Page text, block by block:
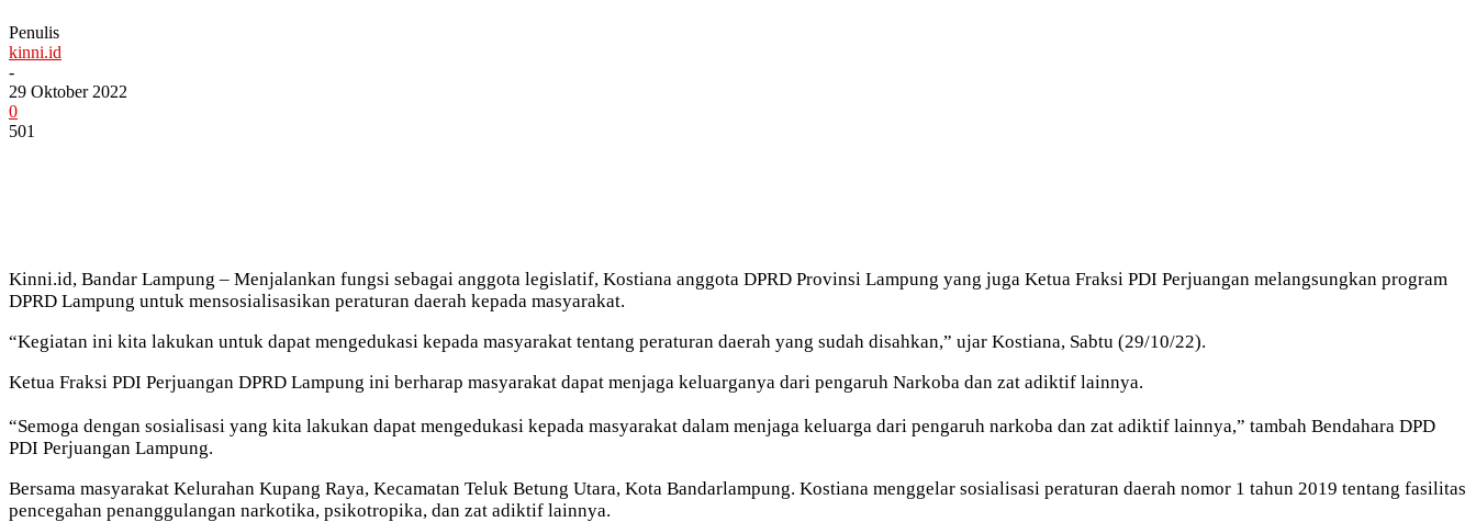
Penulis
kinni.id
-
29 Oktober 2022
0
501
Kinni.id, Bandar Lampung – Menjalankan fungsi sebagai anggota legislatif, Kostiana anggota DPRD Provinsi Lampung yang juga Ketua Fraksi PDI Perjuangan melangsungkan program
DPRD Lampung untuk mensosialisasikan peraturan daerah kepada masyarakat.
“Kegiatan ini kita lakukan untuk dapat mengedukasi kepada masyarakat tentang peraturan daerah yang sudah disahkan,” ujar Kostiana, Sabtu (29/10/22).
Ketua Fraksi PDI Perjuangan DPRD Lampung ini berharap masyarakat dapat menjaga keluarganya dari pengaruh Narkoba dan zat adiktif lainnya.
“Semoga dengan sosialisasi yang kita lakukan dapat mengedukasi kepada masyarakat dalam menjaga keluarga dari pengaruh narkoba dan zat adiktif lainnya,” tambah Bendahara DPD
PDI Perjuangan Lampung.
Bersama masyarakat Kelurahan Kupang Raya, Kecamatan Teluk Betung Utara, Kota Bandarlampung. Kostiana menggelar sosialisasi peraturan daerah nomor 1 tahun 2019 tentang fasilitas
pencegahan penanggulangan narkotika, psikotropika, dan zat adiktif lainnya.